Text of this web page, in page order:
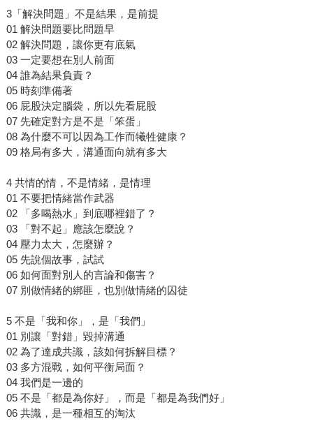
3「解決問題」不是結果，是前提
01 解決問題要⽐問題早
02 解決問題，讓你更有底氣
03 ⼀定要想在別⼈前⾯
04 誰為結果負責？
05 時刻準備著
06 屁股決定腦袋，所以先看屁股
07 先確定對⽅是不是「笨蛋」
08 為什麼不可以因為⼯作⽽犧牲健康？
09 格局有多⼤，溝通面向就有多⼤
4 共情的情，不是情緒，是情理
01 不要把情緒當作武器
02 「多喝熱⽔」到底哪裡錯了？
03 「對不起」應該怎麼說？
04 壓⼒太⼤，怎麼辦？
05 先說個故事，試試
06 如何⾯對別⼈的⾔論和傷害？
07 別做情緒的綁匪，也別做情緒的囚徒
5 不是「我和你」，是「我們」
01 別讓「對錯」毀掉溝通
02 為了達成共識，該如何拆解⽬標？
03 多⽅混戰，如何平衡局⾯？
04 我們是⼀邊的
05 不是「都是為你好」，⽽是「都是為我們好」
06 共識，是⼀種相互的淘汰